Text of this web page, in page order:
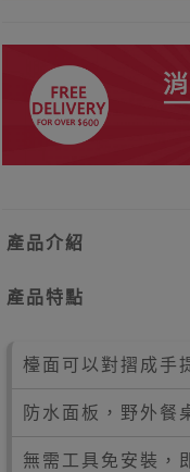
產品介紹
產品特點
檯面可以對摺成手
防水面板，野外餐
無需工具免安裝，